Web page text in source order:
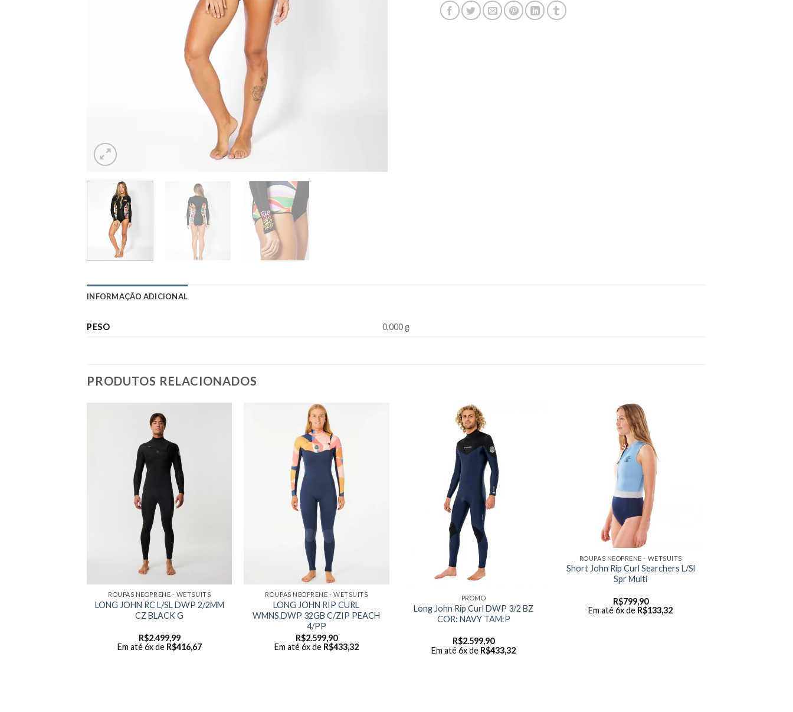
INFORMAÇÃO ADICIONAL
PESO 0,000 g
PRODUTOS RELACIONADOS
ROUPAS NEOPRENE - WETSUITS
LONG JOHN RC L/SL DWP 2/2MM
CZ BLACK G
R$2.499,99
Em até 6x de R$416,67
ROUPAS NEOPRENE - WETSUITS
LONG JOHN RIP CURL
WMNS.DWP 32GB C/ZIP PEACH
4/PP
R$2.599,90
Em até 6x de R$433,32
PROMO
Long John Rip Curl DWP 3/2 BZ
COR: NAVY TAM:P
R$2.599,90
Em até 6x de R$433,32
ROUPAS NEOPRENE - WETSUITS
Short John Rip Curl Searchers L/Sl
Spr Multi
R$799,90
Em até 6x de R$133,32